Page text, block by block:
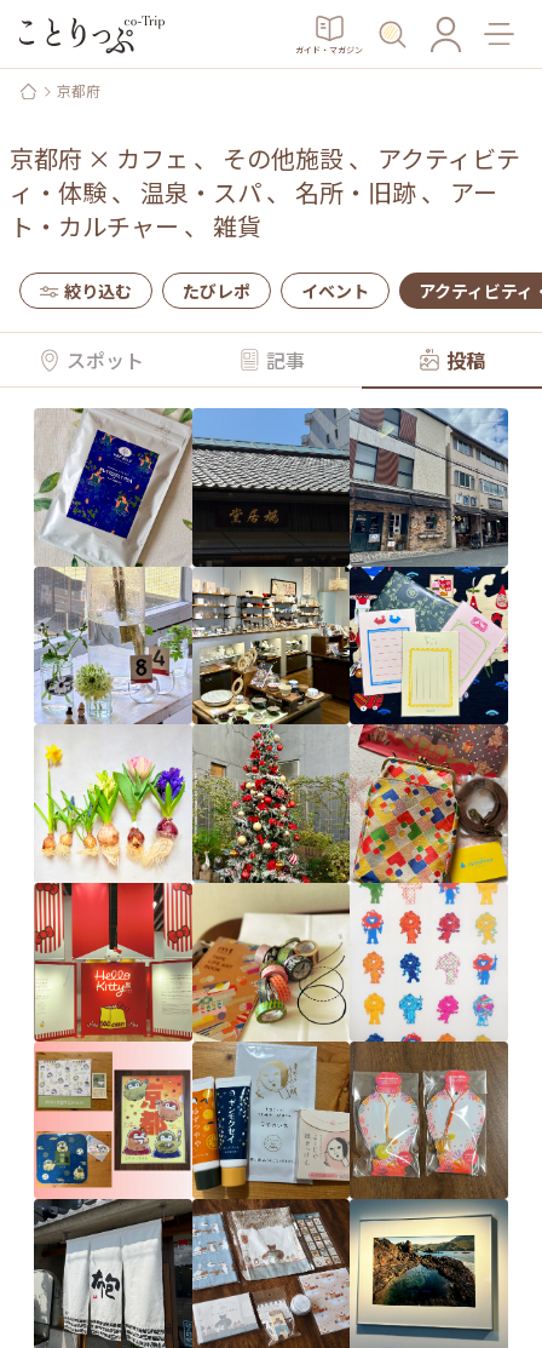
ガイド・マガジン
京都府
京都府 × カフェ 、 その他施設、 アクティビテ
ィ・体験、 温泉・スパ、 名所・旧跡、 アー
ト・カルチャー 、 雑貨
絞り込む たびレポ イベント アクティビティ
スポット 記事 投稿